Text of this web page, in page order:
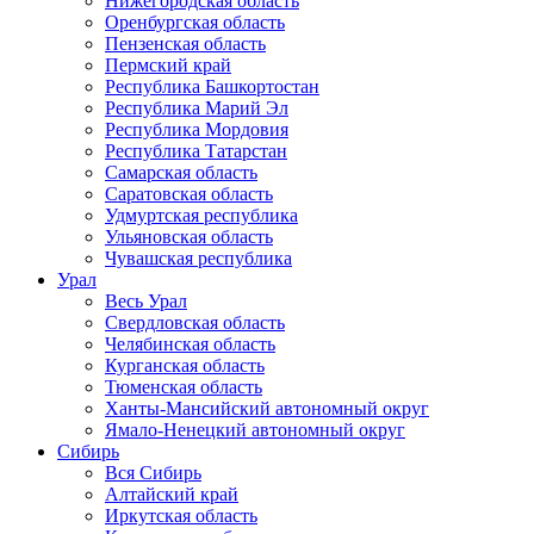
Оренбургская область
Пензенская область
Пермский край
Республика Башкортостан
Республика Марий Эл
Республика Мордовия
Республика Татарстан
Самарская область
Саратовская область
Удмуртская республика
Ульяновская область
Чувашская республика
Урал
Весь Урал
Свердловская область
Челябинская область
Курганская область
Тюменская область
Ханты-Мансийский автономный округ
Ямало-Ненецкий автономный округ
Сибирь
Вся Сибирь
Алтайский край
Иркутская область